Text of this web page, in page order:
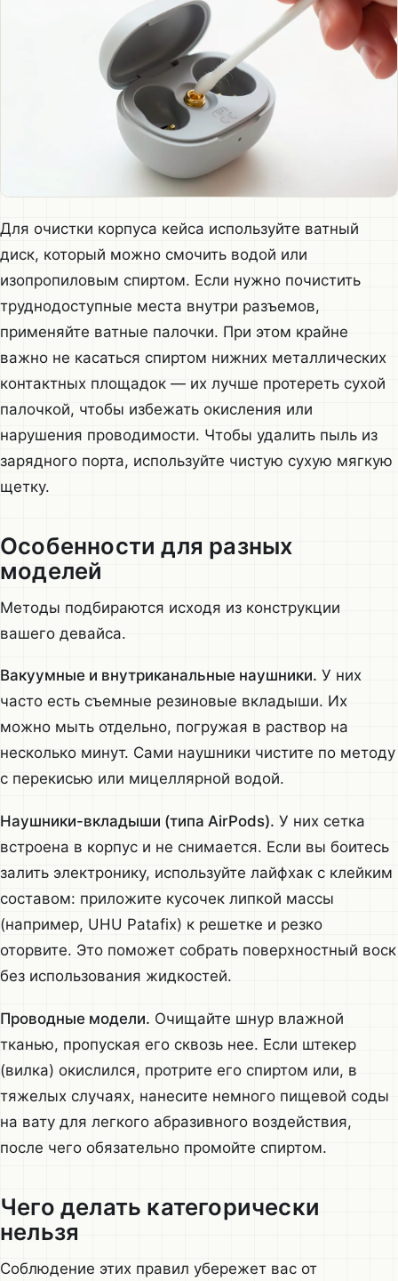
Для очистки корпуса кейса используйте ватный
диск, который можно смочить водой или
изопропиловым спиртом. Если нужно почистить
труднодоступные места внутри разъемов,
применяйте ватные палочки. При этом крайне
важно не касаться спиртом нижних металлических
контактных площадок — их лучше протереть сухой
палочкой, чтобы избежать окисления или
нарушения проводимости. Чтобы удалить пыль из
зарядного порта, используйте чистую сухую мягкую
щетку.
Особенности для разных
моделей
Методы подбираются исходя из конструкции
вашего девайса.
Вакуумные и внутриканальные наушники. У них
часто есть съемные резиновые вкладыши. Их
можно мыть отдельно, погружая в раствор на
несколько минут. Сами наушники чистите по методу
с перекисью или мицеллярной водой.
Наушники-вкладыши (типа AirPods). У них сетка
встроена в корпус и не снимается. Если вы боитесь
залить электронику, используйте лайфхак с клейким
составом: приложите кусочек липкой массы
(например, UHU Patafix) к решетке и резко
оторвите. Это поможет собрать поверхностный воск
без использования жидкостей.
Проводные модели. Очищайте шнур влажной
тканью, пропуская его сквозь нее. Если штекер
(вилка) окислился, протрите его спиртом или, в
тяжелых случаях, нанесите немного пищевой соды
на вату для легкого абразивного воздействия,
после чего обязательно промойте спиртом.
Чего делать категорически
нельзя
Соблюдение этих правил убережет вас от